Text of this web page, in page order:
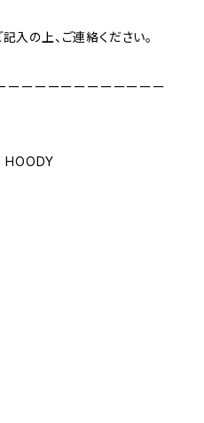
入の上、ご連絡ください。
ーーーーーーーーーーーー
HOODY